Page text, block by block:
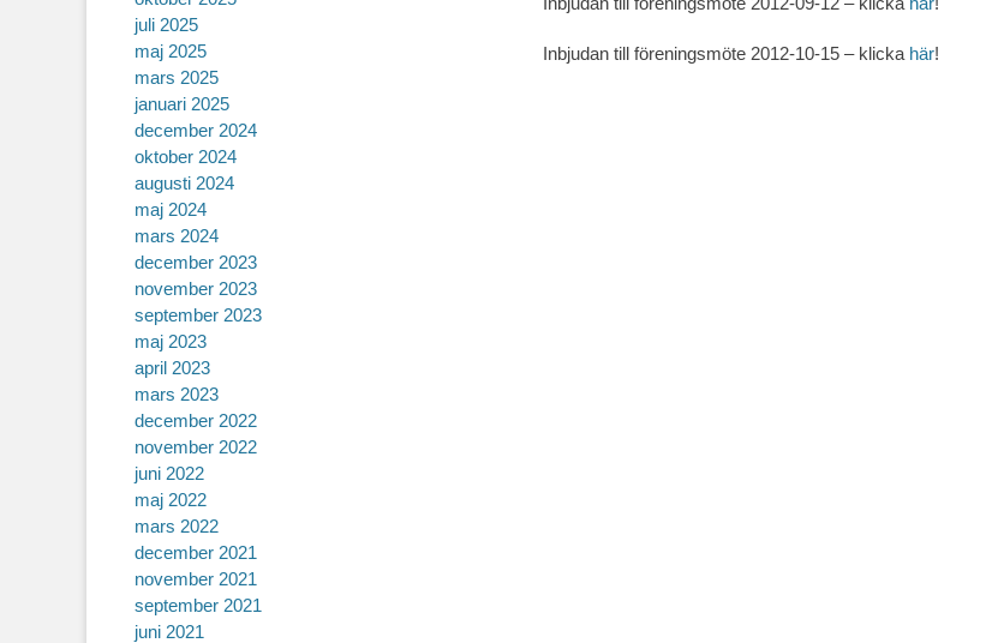
Inbjudan till föreningsmöte 2012-10-15 – klicka här!
juli 2025
maj 2025
mars 2025
januari 2025
december 2024
oktober 2024
augusti 2024
maj 2024
mars 2024
december 2023
november 2023
september 2023
maj 2023
april 2023
mars 2023
december 2022
november 2022
juni 2022
maj 2022
mars 2022
december 2021
november 2021
september 2021
juni 2021